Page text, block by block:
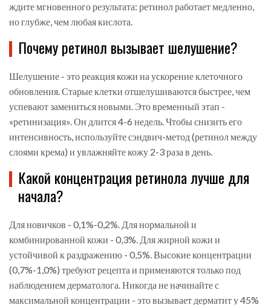
ждите мгновенного результата: ретинол работает медленно,
но глубже, чем любая кислота.
Почему ретинол вызывает шелушение?
Шелушение - это реакция кожи на ускорение клеточного
обновления. Старые клетки отшелушиваются быстрее, чем
успевают замениться новыми. Это временный этап -
«ретинизация». Он длится 4-6 недель. Чтобы снизить его
интенсивность, используйте сэндвич-метод (ретинол между
слоями крема) и увлажняйте кожу 2-3 раза в день.
Какой концентрация ретинола лучше для
начала?
Для новичков - 0,1%-0,2%. Для нормальной и
комбинированной кожи - 0,3%. Для жирной кожи и
устойчивой к раздражению - 0,5%. Высокие концентрации
(0,7%-1,0%) требуют рецепта и применяются только под
наблюдением дерматолога. Никогда не начинайте с
максимальной концентрации - это вызывает дерматит у 45%